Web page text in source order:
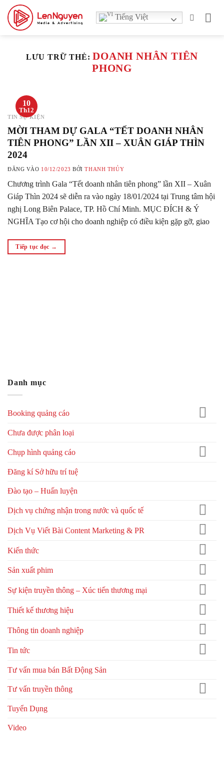
qua
Tiếng Việt
LƯU TRỮ THẺ: DOANH NHÂN TIÊN
PHONG
10
Th12
TIN SỰ KIỆN
MỜI THAM DỰ GALA “TẾT DOANH NHÂN
TIÊN PHONG” LẦN XII – XUÂN GIÁP THÌN
2024
ĐĂNG VÀO 10/12/2023 BỞITHANH THỦY
Chương trình Gala “Tết doanh nhân tiên phong” lần XII – Xuân
Giáp Thìn 2024 sẽ diễn ra vào ngày 18/01/2024 tại Trung tâm hội
nghị Long Biên Palace, TP. Hồ Chí Minh. MỤC ĐÍCH & Ý
NGHĨA Tạo cơ hội cho doanh nghiệp có điều kiện gặp gỡ, giao
Tiếp tục đọc →
Danh mục
Booking quảng cáo
Chưa được phân loại
Chụp hình quảng cáo
Đăng kí Sở hữu trí tuệ
Đào tạo – Huấn luyện
Dịch vụ chứng nhận trong nước và quốc tế
Dịch Vụ Viết Bài Content Marketing & PR
Kiến thức
Sản xuất phim
Sự kiện truyền thông – Xúc tiến thương mại
Thiết kế thương hiệu
Thông tin doanh nghiệp
Tin tức
Tư vấn mua bán Bất Động Sản
Tư vấn truyền thông
Tuyển Dụng
Video